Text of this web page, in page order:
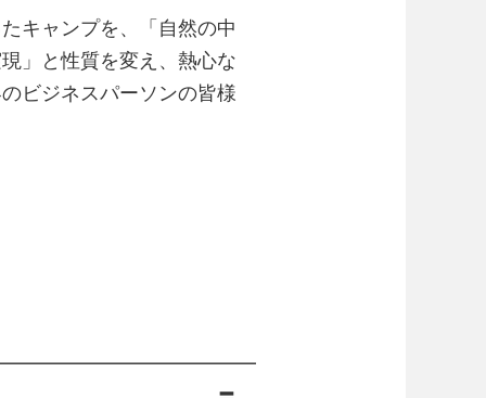
キャンプを、「自然の中
」と性質を変え、熱心な
ビジネスパーソンの皆様